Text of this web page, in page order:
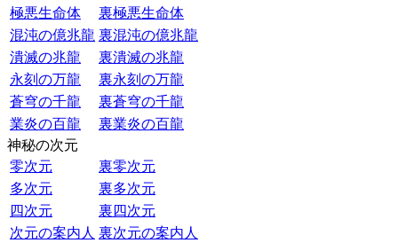
極悪生命体
裏極悪生命体
混沌の億兆龍 裏混沌の億兆龍
潰滅の兆龍
裏潰滅の兆龍
永刻の万龍
裏永刻の万龍
蒼穹の千龍
裏蒼穹の千龍
業炎の百龍
裏業炎の百龍
神秘の次元
零次元
裏零次元
多次元
裏多次元
四次元
裏四次元
次元の案内人 裏次元の案内人